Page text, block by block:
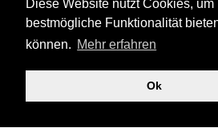
Diese Website nutzt Cookies, um
bestmögliche Funktionalität
können. Mehr erfahren
Ok